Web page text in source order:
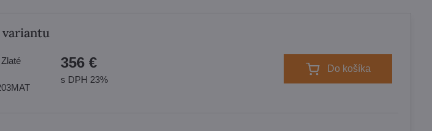
Zlaté
356 €
s DPH 23%
Do košíka